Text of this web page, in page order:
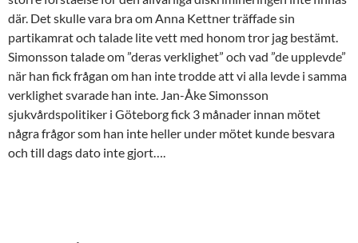
där. Det skulle vara bra om Anna Kettner träffade sin
partikamrat och talade lite vett med honom tror jag bestämt.
Simonsson talade om ”deras verklighet” och vad ”de upplevde”
när han fick frågan om han inte trodde att vi alla levde i samma
verklighet svarade han inte. Jan-Åke Simonsson
sjukvårdspolitiker i Göteborg fick 3 månader innan mötet
några frågor som han inte heller under mötet kunde besvara
och till dags dato inte gjort….